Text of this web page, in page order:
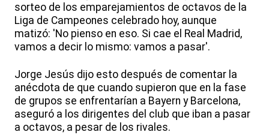
sorteo de los emparejamientos de octavos de la
Liga de Campeones celebrado hoy, aunque
matizó: 'No pienso en eso. Si cae el Real Madrid,
vamos a decir lo mismo: vamos a pasar'.
Jorge Jesús dijo esto después de comentar la
anécdota de que cuando supieron que en la fase
de grupos se enfrentarían a Bayern y Barcelona,
aseguró a los dirigentes del club que iban a pasar
a octavos, a pesar de los rivales.